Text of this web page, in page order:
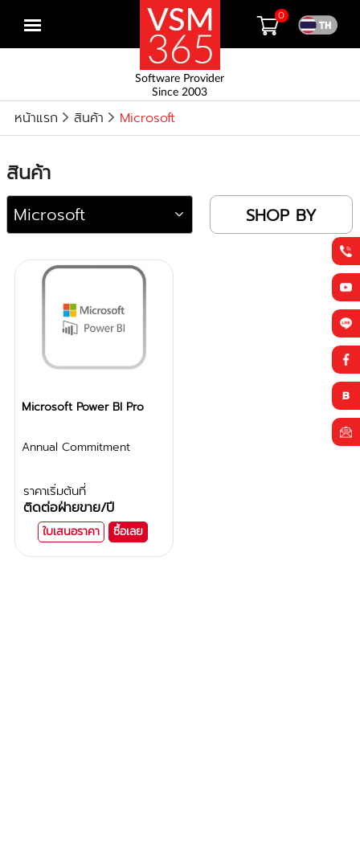
Open
Software Provider
Since 2003
0
หน้าแรก สินค้า Microsoft
สินค้า
SHOP BY
Microsoft Power BI Pro
Annual Commitment
ราคาเริ่มต้นที่
ติดต่อฝ่ายขาย/ปี
ใบเสนอราคา ซื้อเลย